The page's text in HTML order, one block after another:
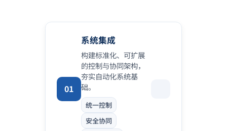
01
系统集成
构建标准化、可扩展
的控制与协同架构，
夯实自动化系统基
础。
统一控制
安全协同